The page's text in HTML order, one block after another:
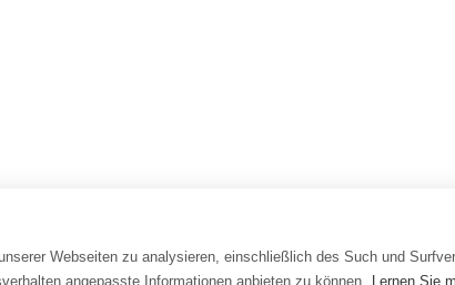
Webseiten zu analysieren, einschließlich des Such und
angepasste Informationen anbieten zu können.
Lernen Sie